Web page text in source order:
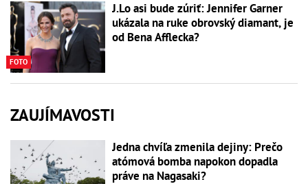
FOTO
J.Lo asi bude zúriť: Jennifer Garner
ukázala na ruke obrovský diamant, je
od Bena Afflecka?
ZAUJÍMAVOSTI
Jedna chvíľa zmenila dejiny: Prečo
atómová bomba napokon dopadla
práve na Nagasaki?